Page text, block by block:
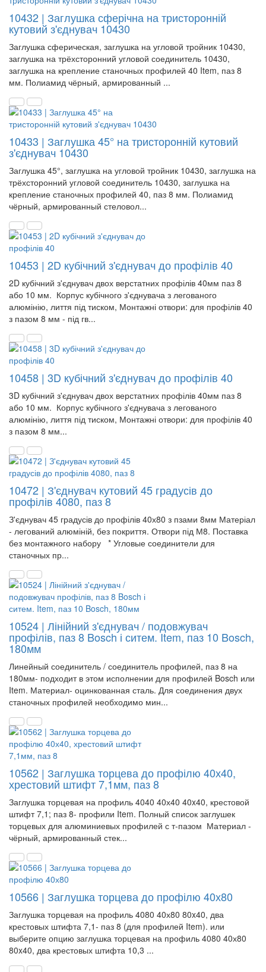
10432 | Заглушка сферічна на тристоронній
кутовий з'єднувач 10430
Заглушка сферическая, заглушка на угловой тройник 10430,
заглушка на трёхсторонний угловой соединитель 10430,
заглушка на крепление станочных профилей 40 Item, паз 8
мм. Полиамид чёрный, армированный ...
10433 | Заглушка 45° на тристоронній кутовий
з'єднувач 10430
Заглушка 45°, заглушка на угловой тройник 10430, заглушка на
трёхсторонний угловой соединитель 10430, заглушка на
крепление станочных профилей 40, паз 8 мм. Полиамид
чёрный, армированный стеловол...
10453 | 2D кубічний з'єднувач до профілів 40
2D кубічний з'єднувач двох верстатних профілів 40мм паз 8
або 10 мм. Корпус кубічного з'єднувача з легованого
алюмінію, лиття під тиском, Монтажні отвори: для профілів 40
з пазом 8 мм - під гв...
10458 | 3D кубічний з'єднувач до профілів 40
3D кубічний з'єднувач двох верстатних профілів 40мм паз 8
або 10 мм. Корпус кубічного з'єднувача з легованого
алюмінію, лиття під тиском, Монтажні отвори: для профілів 40
з пазом 8 мм...
10472 | З'єднувач кутовий 45 градусів до
профілів 4080, паз 8
З'єднувач 45 градусів до профілів 40х80 з пзами 8мм Матеріал
- легований алюміній, без покриття. Отвори під М8. Поставка
без монтажного набору * Угловые соединители для
станочных пр...
10524 | Лінійний з'єднувач / подовжувач
профілів, паз 8 Bosch і ситем. Item, паз 10 Bosch,
180мм
Линейный соединитель / соединитель профилей, паз 8 на
180мм- подходит в этом исполнении для профилей Bosch или
Item. Материал- оцинкованная сталь. Для соединения двух
станочных профилей необходимо мин...
10562 | Заглушка торцева до профілю 40х40,
хрестовий штифт 7,1мм, паз 8
Заглушка торцевая на профиль 4040 40х40 40x40, крестовой
штифт 7,1; паз 8- профили Item. Полный список заглушек
торцевых для алюминиевых профилей с т-пазом Материал -
чёрный, армированный стек...
10566 | Заглушка торцева до профілю 40х80
Заглушка торцевая на профиль 4080 40х80 80x40, два
крестовых штифта 7,1- паз 8 (для профилей Item). или
выберите опцию заглушка торцевая на профиль 4080 40х80
80x40, два крестовых штифта 10,3 ...